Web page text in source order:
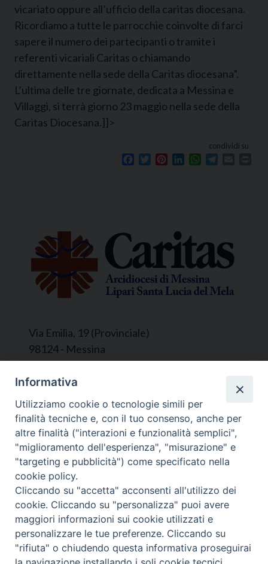
vicariato oppure all’ufficio della caritas diocesana.
Ricordiamo a tutte le parrocchie coinvolte di farci
sapere il numero dei partecipanti o tramite i
referenti vicariali Caritas o chiamando
direttamente nella sede della Caritas diocesana”.
L’ultima delle tre giornate, dedicata a Messina e
Villaggi, si terrà giorno 23 maggio nella sede della
Caritas Diocesana.]]>
condividi su
Facebook
TwitterPinterestLinkedInWhatsApp
Via Emilia, 19 (Provinciale)
98124 - Messina
Segreteria e Amministrazione:
L’Ufficio è aperto tutti i giorni da lunedì a
venerdì, dalle ore 9.30 alle ore 12.30.
Tel. 090.9146045
mail:ufficiocaritas@diocesimessina.it.
Seguici su
© 2022 - 2025 Caritas Arcidiocesi di Messina Lipari
Santa Lucia del Mela - All Rights Reserved | Privacy
Informativa
Utilizziamo cookie o tecnologie simili per
finalità tecniche e, con il tuo consenso, anche per
altre finalità ("interazioni e funzionalità semplici",
"miglioramento dell'esperienza", "misurazione" e
"targeting e pubblicità") come specificato nella
cookie policy.
Cliccando su "accetta" acconsenti all'utilizzo dei
cookie. Cliccando su "personalizza" puoi avere
maggiori informazioni sui cookie utilizzati e
personalizzare le tue preferenze. Cliccando su
"rifiuta" o chiudendo questa informativa proseguirai